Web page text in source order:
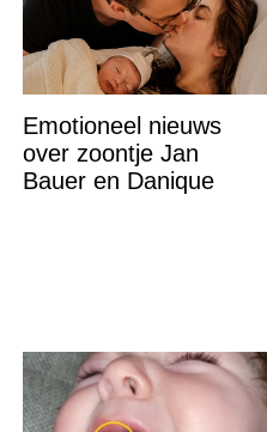
Emotioneel nieuws
over zoontje Jan
Bauer en Danique